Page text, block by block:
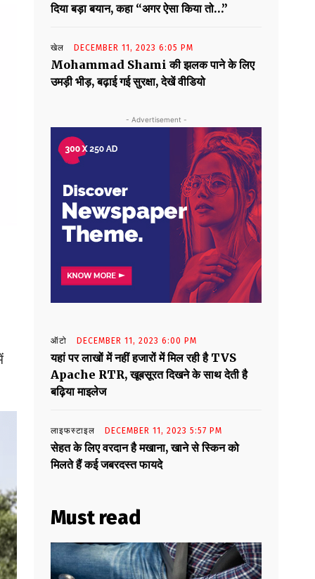
दिया बड़ा बयान, कहा “अगर ऐसा किया तो…”
खेल DECEMBER 11, 2023 6:05 PM
Mohammad Shami की झलक पाने के लिए
उमड़ी भीड़, बढ़ाई गई सुरक्षा, देखें वीडियो
- Advertisement -
ऑटो DECEMBER 11, 2023 6:00 PM
यहां पर लाखों में नहीं हजारों में मिल रही है TVS
Apache RTR, खूबसूरत दिखने के साथ देती है
बढ़िया माइलेज
लाइफस्टाइल DECEMBER 11, 2023 5:57 PM
सेहत के लिए वरदान है मखाना, खाने से स्किन को
मिलते हैं कई जबरदस्त फायदे
Must read